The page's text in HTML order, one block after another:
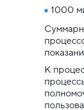
1000
К